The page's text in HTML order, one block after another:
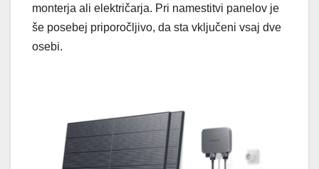
monterja ali električarja. Pri namestitvi panelov je
še posebej priporočljivo, da sta vključeni vsaj dve
osebi.